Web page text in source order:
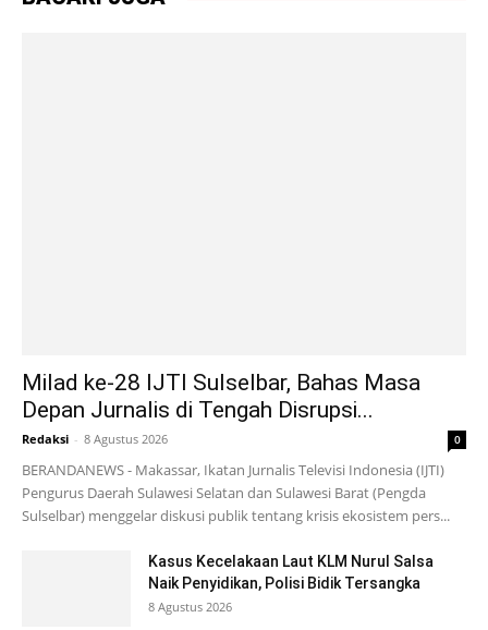
Milad ke-28 IJTI Sulselbar, Bahas Masa
Depan Jurnalis di Tengah Disrupsi...
Redaksi - 8 Agustus 2026 0
BERANDANEWS - Makassar, Ikatan Jurnalis Televisi Indonesia (IJTI)
Pengurus Daerah Sulawesi Selatan dan Sulawesi Barat (Pengda
Sulselbar) menggelar diskusi publik tentang krisis ekosistem pers...
Kasus Kecelakaan Laut KLM Nurul Salsa
Naik Penyidikan, Polisi Bidik Tersangka
8 Agustus 2026